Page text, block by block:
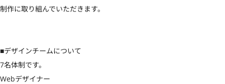
制作に取り組んでいただきます。
■デザインチームについて
7名体制です。
Webデザイナー